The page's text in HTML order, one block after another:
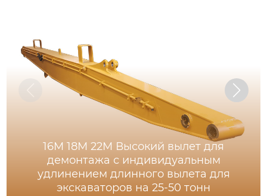
16M 18M 22M Высокий вылет для
демонтажа с индивидуальным
удлинением длинного вылета для
экскаваторов на 25-50 тонн